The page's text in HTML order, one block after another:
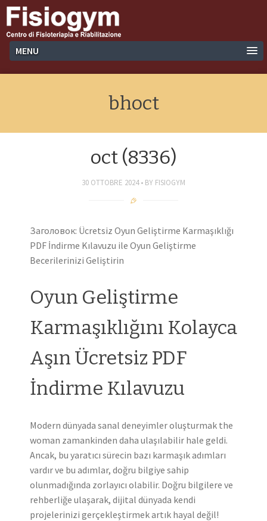
MENU
bhoct
oct (8336)
30 OTTOBRE 2024 BY FISIOGYM
Заголовок: Ücretsiz Oyun Geliştirme Karmaşıklığı
PDF İndirme Kılavuzu ile Oyun Geliştirme
Becerilerinizi Geliştirin
Oyun Geliştirme
Karmaşıklığını Kolayca
Aşın Ücretsiz PDF
İndirme Kılavuzu
Modern dünyada sanal deneyimler oluşturmak the
woman zamankinden daha ulaşılabilir hale geldi.
Ancak, bu yaratıcı sürecin bazı karmaşık adımları
vardır ve bu adımlar, doğru bilgiye sahip
olunmadığında zorlayıcı olabilir. Doğru bilgilere ve
rehberliğe ulaşarak, dijital dünyada kendi
projelerinizi gerçekleştirmek artık hayal değil!